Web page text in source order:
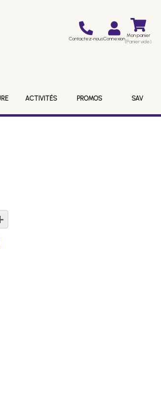
Contactez-nousConnexion Mon panier
(Panier vide)
ACTIVITÉS PROMOS SAV